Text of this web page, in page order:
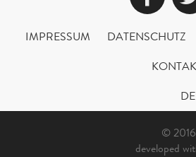
IMPRESSUM DATENSCHUTZ
©
developed